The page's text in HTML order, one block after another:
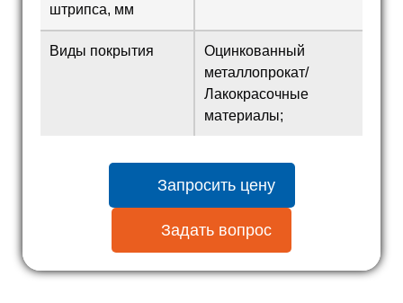
штрипса, мм
Виды покрытия
Оцинкованный
металлопрокат/
Лакокрасочные
материалы;
Запросить цену
Задать вопрос